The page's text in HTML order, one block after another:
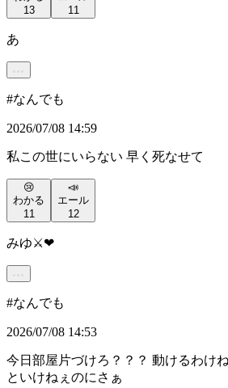
13
11
あ
#なんでも
2026/07/08 14:59
私この世にいらない 早く死なせて
😢
わかる
11
📣
エール
12
みゆ⚔️❤
#なんでも
2026/07/08 14:53
今日部屋片づけろ？？？ 動けるわけ
といけねぇのにさぁ